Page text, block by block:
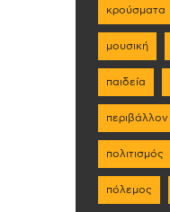
κρούσματα
μουσική
παιδεία
περιβάλλον
πολιτισμός
πόλεμος